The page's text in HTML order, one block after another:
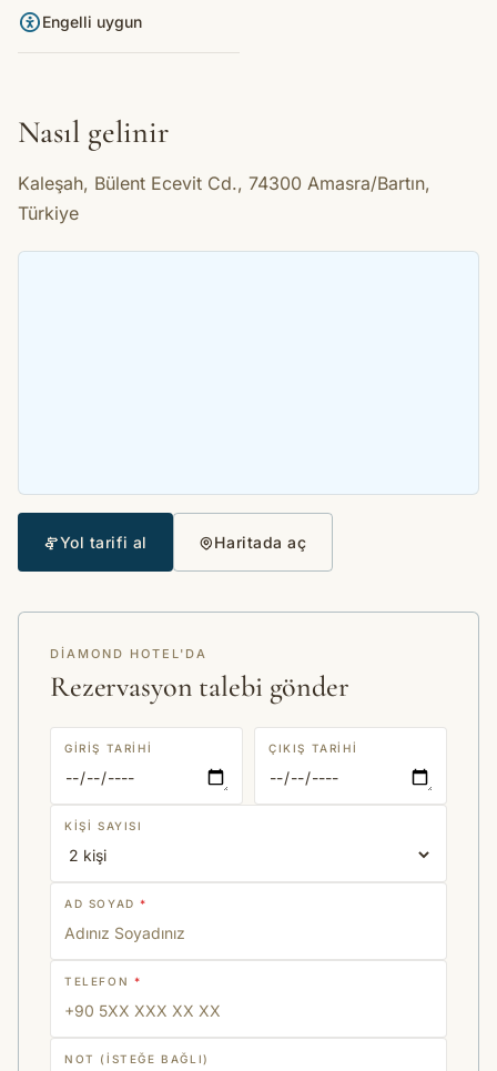
Engelli uygun
Nasıl gelinir
Kaleşah, Bülent Ecevit Cd., 74300 Amasra/Bartın,
Türkiye
Yol tarifi al Haritada aç
DIAMOND HOTEL'DA
Rezervasyon talebi gönder
GIRIŞ TARIHI ÇIKIŞ TARIHI
KIŞI SAYISI
AD SOYAD*
TELEFON *
NOT (ISTEĞE BAĞLI)